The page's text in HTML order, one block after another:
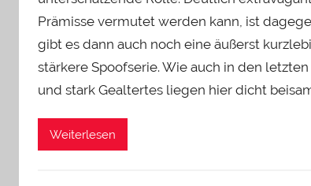
Prämisse vermutet werden kann, ist
gibt es dann auch noch eine äußerst
stärkere Spoofserie. Wie auch in den
und stark Gealtertes liegen hier dicht
Weiterlesen